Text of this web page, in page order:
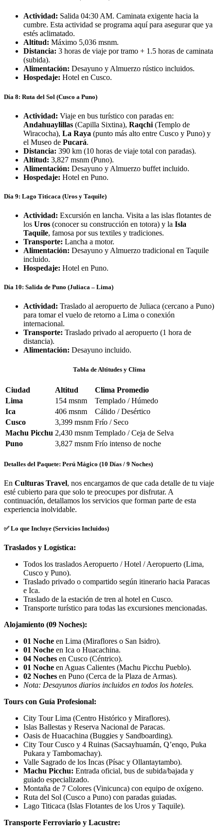
Actividad: Salida 04:30 AM. Caminata exigente hacia la
cumbre. Esta actividad se programa aquí para asegurar que ya
estés aclimatado.
Altitud: Máximo 5,036 msnm.
Distancia: 3 horas de viaje por tramo + 1.5 horas de caminata
(subida).
Alimentación: Desayuno y Almuerzo rústico incluidos.
Hospedaje: Hotel en Cusco.
Día 8: Ruta del Sol (Cusco a Puno)
Actividad: Viaje en bus turístico con paradas en:
Andahuaylillas (Capilla Sixtina), Raqchi (Templo de
Wiracocha), La Raya (punto más alto entre Cusco y Puno) y
el Museo de Pucará.
Distancia: 390 km (10 horas de viaje total con paradas).
Altitud: 3,827 msnm (Puno).
Alimentación: Desayuno y Almuerzo buffet incluido.
Hospedaje: Hotel en Puno.
Día 9: Lago Titicaca (Uros y Taquile)
Actividad: Excursión en lancha. Visita a las islas flotantes de
los Uros (conocer su construcción en totora) y la Isla
Taquile, famosa por sus textiles y tradiciones.
Transporte: Lancha a motor.
Alimentación: Desayuno y Almuerzo tradicional en Taquile
incluido.
Hospedaje: Hotel en Puno.
Día 10: Salida de Puno (Juliaca – Lima)
Actividad: Traslado al aeropuerto de Juliaca (cercano a Puno)
para tomar el vuelo de retorno a Lima o conexión
internacional.
Transporte: Traslado privado al aeropuerto (1 hora de
distancia).
Alimentación: Desayuno incluido.
Tabla de Altitudes y Clima
Ciudad Altitud
Clima Promedio
Lima
154 msnm
Templado / Húmedo
Ica
406 msnm
Cálido / Desértico
Cusco
3,399 msnm Frío / Seco
Machu Picchu 2,430 msnm Templado / Ceja de Selva
Puno
3,827 msnm Frío intenso de noche
Detalles del Paquete: Perú Mágico (10 Días / 9 Noches)
En Culturas Travel, nos encargamos de que cada detalle de tu viaje
esté cubierto para que solo te preocupes por disfrutar. A
continuación, detallamos los servicios que forman parte de esta
experiencia inolvidable.
✅ Lo que Incluye (Servicios Incluidos)
Traslados y Logística:
Todos los traslados Aeropuerto / Hotel / Aeropuerto (Lima,
Cusco y Puno).
Traslado privado o compartido según itinerario hacia Paracas
e Ica.
Traslado de la estación de tren al hotel en Cusco.
Transporte turístico para todas las excursiones mencionadas.
Alojamiento (09 Noches):
01 Noche en Lima (Miraflores o San Isidro).
01 Noche en Ica o Huacachina.
04 Noches en Cusco (Céntrico).
01 Noche en Aguas Calientes (Machu Picchu Pueblo).
02 Noches en Puno (Cerca de la Plaza de Armas).
Nota: Desayunos diarios incluidos en todos los hoteles.
Tours con Guía Profesional:
City Tour Lima (Centro Histórico y Miraflores).
Islas Ballestas y Reserva Nacional de Paracas.
Oasis de Huacachina (Buggies y Sandboarding).
City Tour Cusco y 4 Ruinas (Sacsayhuamán, Q’enqo, Puka
Pukara y Tambomachay).
Valle Sagrado de los Incas (Písac y Ollantaytambo).
Machu Picchu: Entrada oficial, bus de subida/bajada y
guiado especializado.
Montaña de 7 Colores (Vinicunca) con equipo de oxígeno.
Ruta del Sol (Cusco a Puno) con paradas guiadas.
Lago Titicaca (Islas Flotantes de los Uros y Taquile).
Transporte Ferroviario y Lacustre: